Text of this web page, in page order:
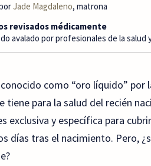
Jade Magdaleno, matrona
revisados médicamente
avalado por profesionales de la salud
como “oro líquido” por
tiene para la salud del recién
exclusiva y específica para
días tras el nacimiento. Pero,